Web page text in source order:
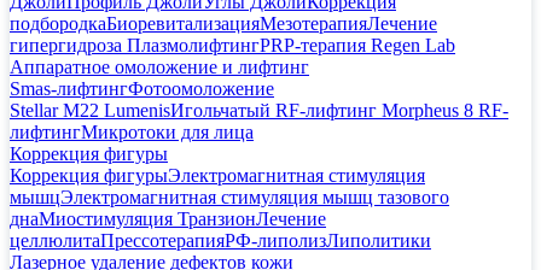
подбородкаБиоревитализацияМезотерапияЛечение
гипергидроза ПлазмолифтингPRP-терапия Regen Lab
Аппаратное омоложение и лифтинг
Smas-лифтингФотоомоложение
Stellar M22 LumenisИгольчатый RF-лифтинг Morpheus 8 RF-
лифтингМикротоки для лица
Коррекция фигуры
Коррекция фигурыЭлектромагнитная стимуляция
мышцЭлектромагнитная стимуляция мышц тазового
днаМиостимуляция ТранзионЛечение
целлюлитаПрессотерапияРФ-липолизЛиполитики
Лазерное удаление дефектов кожи